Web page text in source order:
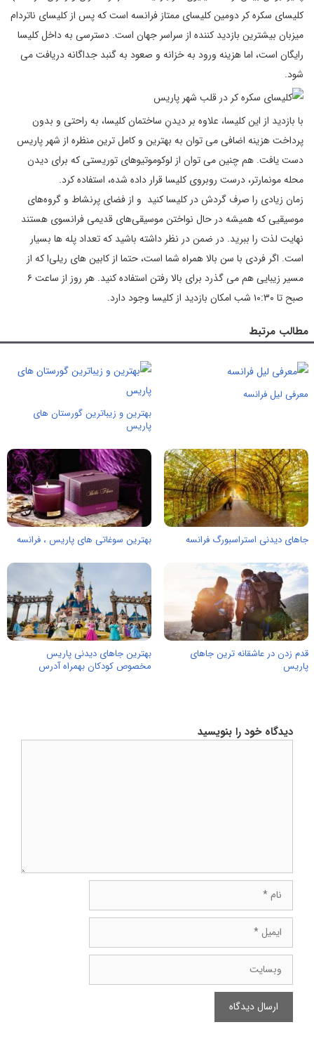
کلیسای سکره کر دومین کلیسای ممتاز فرانسه است که پس از کلیسای ناتردام
میزبان بیشترین بازدید کننده از سراسر جهان است. دسترسی به داخل کلیسا
رایگان است، اما هزینه ورود به خزانه و صعود به گنبد جداگانه دریافت می
شود.
با بازدید از این کلیسا، علاوه بر دیدنِ ساختمان کلیسا، به‌ راحتی و بدون
پرداخت هزینه‌ اضافی می ‌توان به بهترین و کامل ‌ترین منظره از شهر پاریس
دست‌ یافت. هم ‌چنین می ‌توان از لوکوموتیو‌های توریستی که برای دیدن
محله‌ مونمارتر، درست روبروی کلیسا قرار داده شده، استفاده کرد.
زمان زیادی را صرف گردش در کلیسا کنید و از فضای پرنشاط و گروه‌های
موسیقیی که همیشه در حال نواختن موسیقی‌های قدیمی فرانسوی هستند
نهایت لذت را ببرید. در ضمن در نظر داشته باشید که تعداد پله ‌ها بسیار
است. اگر فردی با سن بالا همراه شما است، حتما از کابین ‌های ریلی‌ا که از
مسیر زیبایی هم می ‌گذرد برای بالا رفتن استفاده کنید. هر روز از ساعت ۶
صبح تا ۱۰:۳۰ شب امکان بازدید از کلیسا وجود دارد.
مطالب مرتبط
معرفی لیل فرانسه
بهترین و زیباترین گورستان های
پاریس
جاهای دیدنی استراسبورگ فرانسه بهترین سوغاتی های پاریس ، فرانسه
قدم زدن در عاشقانه ترین جاهای
پاریس
بهترین جاهای دیدنی پاریس
مخصوص کودکان بهمراه آدرس
دیدگاه خود را بنویسید
ایمیل
وبسایت